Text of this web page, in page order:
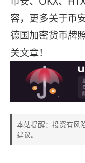
容，更多关于币
德国加密货币牌
关文章！
本站提醒：投资有风
建议。